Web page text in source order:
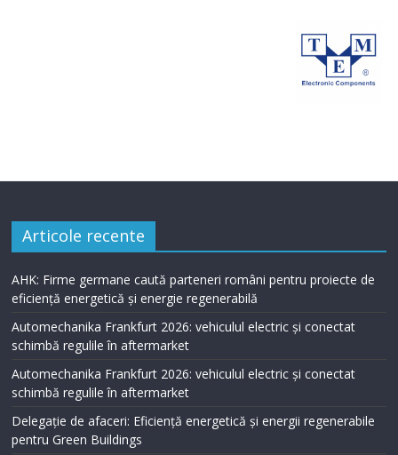
Articole recente
AHK: Firme germane caută parteneri români pentru proiecte de
eficiență energetică și energie regenerabilă
Automechanika Frankfurt 2026: vehiculul electric și conectat
schimbă regulile în aftermarket
Automechanika Frankfurt 2026: vehiculul electric și conectat
schimbă regulile în aftermarket
Delegație de afaceri: Eficiență energetică și energii regenerabile
pentru Green Buildings